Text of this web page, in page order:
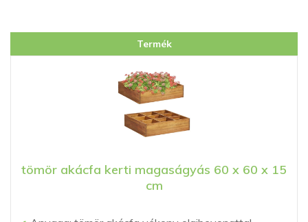
Termék
tömör akácfa kerti magaságyás 60 x 60 x 15
cm